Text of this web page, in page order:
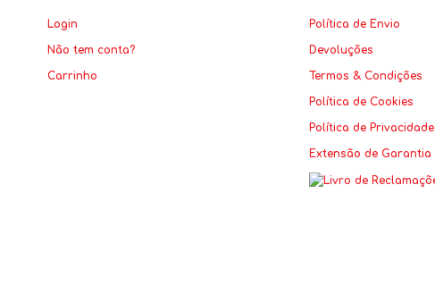
Login
Não tem conta?
Carrinho
Política de Envio
Devoluções
Termos & Condições
Política de Cookies
Política de Privacidade
Extensão de Garantia